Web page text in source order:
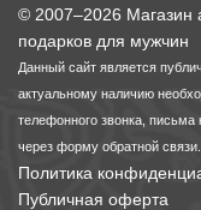
© 2007–2026 Магазин
подарков для мужчин
Данный сайт является
актуальному наличию
телефонного звонка, письма
через форму обратной связи.
Политика
Публичная оферта